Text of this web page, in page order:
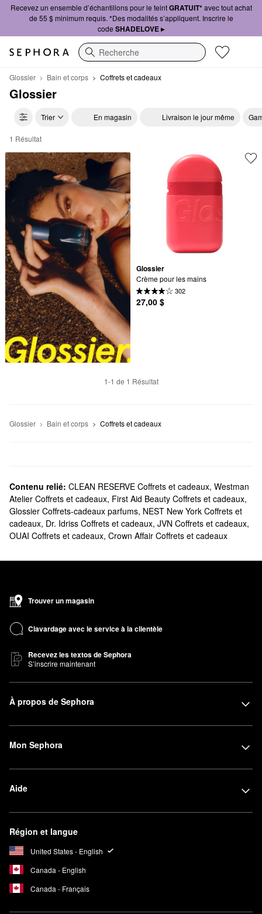
Recevez un ensemble d’échantillons pour le teintGRATUIT*avec tout achat
de 55 $ minimum requis. *Des modalités s’appliquent. Inscrire le
code SHADELOVE ▸
Recherche
Glossier Bain et corps Coffrets et cadeaux
Glossier
Trier En magasin Livraison le jour même
Glossier Coffrets et cadeaux
1 Résultat
Glossier
Crème pour les mains
302
27,00 $
1-1 de 1 Résultat
Glossier Bain et corps Coffrets et cadeaux
Contenu relié: CLEAN RESERVE Coffrets et cadeaux, Westman
Atelier Coffrets et cadeaux, First Aid Beauty Coffrets et cadeaux,
Glossier Coffrets-cadeaux parfums, NEST New York Coffrets et
cadeaux, Dr. Idriss Coffrets et cadeaux, JVN Coffrets et cadeaux,
OUAI Coffrets et cadeaux, Crown Affair Coffrets et cadeaux
Trouver un magasin
Clavardage avec le service à la clientèle
Recevez les textos de Sephora
S’inscrire maintenant
À propos de Sephora
Mon Sephora
Aide
Région et langue
United States - English
Canada - English
Canada - Français